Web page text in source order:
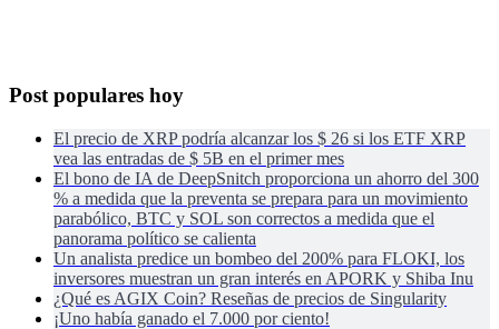
Post populares hoy
El precio de XRP podría alcanzar los $ 26 si los ETF XRP
vea las entradas de $ 5B en el primer mes
El bono de IA de DeepSnitch proporciona un ahorro del 300
% a medida que la preventa se prepara para un movimiento
parabólico, BTC y SOL son correctos a medida que el
panorama político se calienta
Un analista predice un bombeo del 200% para FLOKI, los
inversores muestran un gran interés en APORK y Shiba Inu
¿Qué es AGIX Coin? Reseñas de precios de Singularity
¡Uno había ganado el 7.000 por ciento!